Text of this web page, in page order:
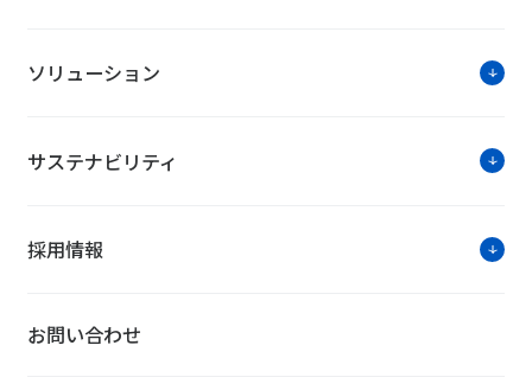
ソリューションに関
ソリューション
サステナビリティ
採用情報
お問い合わせ